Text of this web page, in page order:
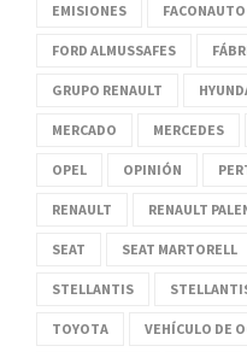
EMISIONES FACONAUTO
FORD ALMUSSAFES
GRUPO RENAULT
MERCADO MERCEDES
OPEL OPINIÓN
RENAULT RENAULT
SEAT SEAT MARTORELL
STELLANTIS
TOYOTA VEHÍCULO DE